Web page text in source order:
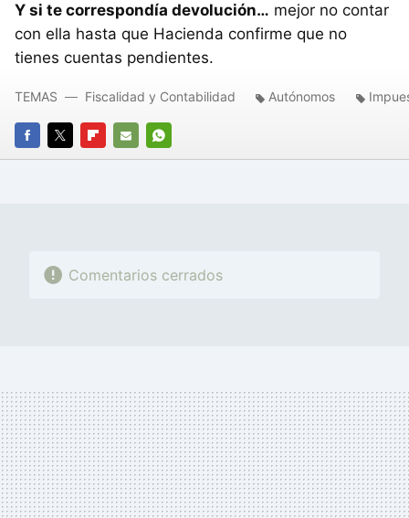
Y si te correspondía devolución… mejor no contar
con ella hasta que Hacienda confirme que no
tienes cuentas pendientes.
FACEBOOK
TWITTERFLIPBOARD
E-
WHATSAPP
TEMAS Fiscalidad y Contabilidad Autónomos
Comentarios cerrados